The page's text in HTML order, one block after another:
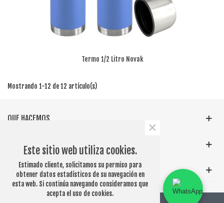
Termo 1/2 Litro Novak
Mostrando 1-12 de 12 artículo(s)
QUE HACEMOS
INFORMACIÓN GENERAL
ETIQUETAS POPULARES
Este sitio web utiliza cookies.
Estimado cliente, solicitamos su permiso para
obtener datos estadísticos de su navegación en
esta web. Si continúa navegando consideramos que
acepta el uso de cookies.
×